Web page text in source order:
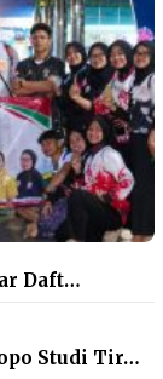
Daft…
Studi Tir…